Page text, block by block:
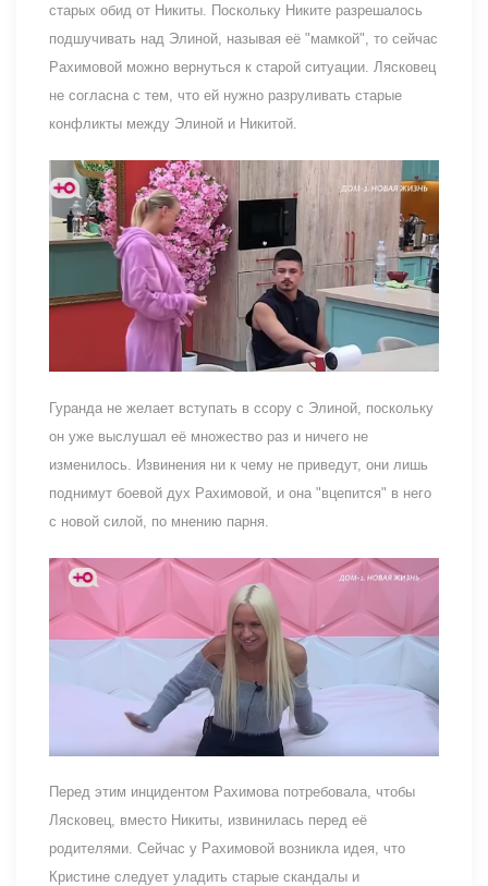
старых обид от Никиты. Поскольку Никите разрешалось
подшучивать над Элиной, называя её "мамкой", то сейчас
Рахимовой можно вернуться к старой ситуации. Лясковец
не согласна с тем, что ей нужно разруливать старые
конфликты между Элиной и Никитой.
Гуранда не желает вступать в ссору с Элиной, поскольку
он уже выслушал её множество раз и ничего не
изменилось. Извинения ни к чему не приведут, они лишь
поднимут боевой дух Рахимовой, и она "вцепится" в него
с новой силой, по мнению парня.
Перед этим инцидентом Рахимова потребовала, чтобы
Лясковец, вместо Никиты, извинилась перед её
родителями. Сейчас у Рахимовой возникла идея, что
Кристине следует уладить старые скандалы и